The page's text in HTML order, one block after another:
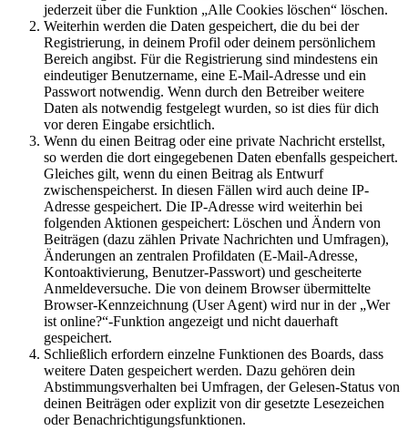
jederzeit über die Funktion „Alle Cookies löschen“ löschen.
Weiterhin werden die Daten gespeichert, die du bei der
Registrierung, in deinem Profil oder deinem persönlichem
Bereich angibst. Für die Registrierung sind mindestens ein
eindeutiger Benutzername, eine E-Mail-Adresse und ein
Passwort notwendig. Wenn durch den Betreiber weitere
Daten als notwendig festgelegt wurden, so ist dies für dich
vor deren Eingabe ersichtlich.
Wenn du einen Beitrag oder eine private Nachricht erstellst,
so werden die dort eingegebenen Daten ebenfalls gespeichert.
Gleiches gilt, wenn du einen Beitrag als Entwurf
zwischenspeicherst. In diesen Fällen wird auch deine IP-
Adresse gespeichert. Die IP-Adresse wird weiterhin bei
folgenden Aktionen gespeichert: Löschen und Ändern von
Beiträgen (dazu zählen Private Nachrichten und Umfragen),
Änderungen an zentralen Profildaten (E-Mail-Adresse,
Kontoaktivierung, Benutzer-Passwort) und gescheiterte
Anmeldeversuche. Die von deinem Browser übermittelte
Browser-Kennzeichnung (User Agent) wird nur in der „Wer
ist online?“-Funktion angezeigt und nicht dauerhaft
gespeichert.
Schließlich erfordern einzelne Funktionen des Boards, dass
weitere Daten gespeichert werden. Dazu gehören dein
Abstimmungsverhalten bei Umfragen, der Gelesen-Status von
deinen Beiträgen oder explizit von dir gesetzte Lesezeichen
oder Benachrichtigungsfunktionen.